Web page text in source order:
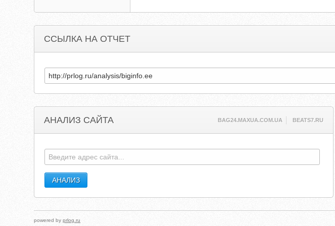
ССЫЛКА НА ОТЧЕТ
АНАЛИЗ САЙТА BAG24.MAXUA.COM.UA BEATS7.RU
powered byprlog.ru